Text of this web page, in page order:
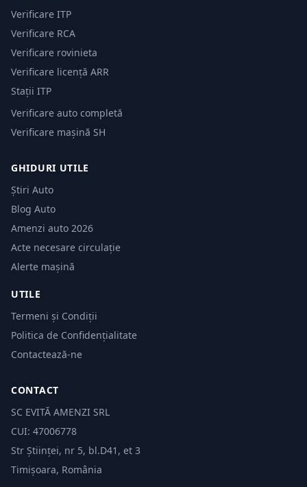
Verificare ITP
Verificare RCA
Verificare rovinieta
Verificare licență ARR
Stații ITP
Verificare auto completă
Verificare mașină SH
GHIDURI UTILE
Știri Auto
Blog Auto
Amenzi auto 2026
Acte necesare circulație
Alerte mașină
UTILE
Termeni și Condiții
Politica de Confidențialitate
Contactează-ne
CONTACT
SC EVITĂ AMENZI SRL
CUI: 47006778
Str Științei, nr 5, bl.D41, et 3
Timișoara, România